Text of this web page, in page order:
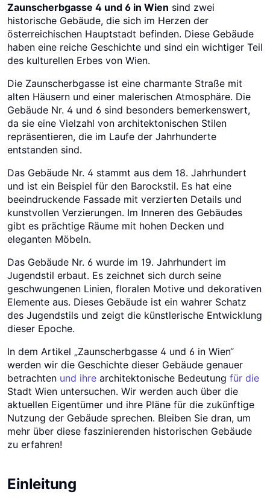
Zaunscherbgasse 4 und 6 in Wien sind zwei
historische Gebäude, die sich im Herzen der
österreichischen Hauptstadt befinden. Diese Gebäude
haben eine reiche Geschichte und sind ein wichtiger Teil
des kulturellen Erbes von Wien.
Die Zaunscherbgasse ist eine charmante Straße mit
alten Häusern und einer malerischen Atmosphäre. Die
Gebäude Nr. 4 und 6 sind besonders bemerkenswert,
da sie eine Vielzahl von architektonischen Stilen
repräsentieren, die im Laufe der Jahrhunderte
entstanden sind.
Das Gebäude Nr. 4 stammt aus dem 18. Jahrhundert
und ist ein Beispiel für den Barockstil. Es hat eine
beeindruckende Fassade mit verzierten Details und
kunstvollen Verzierungen. Im Inneren des Gebäudes
gibt es prächtige Räume mit hohen Decken und
eleganten Möbeln.
Das Gebäude Nr. 6 wurde im 19. Jahrhundert im
Jugendstil erbaut. Es zeichnet sich durch seine
geschwungenen Linien, floralen Motive und dekorativen
Elemente aus. Dieses Gebäude ist ein wahrer Schatz
des Jugendstils und zeigt die künstlerische Entwicklung
dieser Epoche.
In dem Artikel „Zaunscherbgasse 4 und 6 in Wien“
werden wir die Geschichte dieser Gebäude genauer
betrachten und ihre architektonische Bedeutung für die
Stadt Wien untersuchen. Wir werden auch über die
aktuellen Eigentümer und ihre Pläne für die zukünftige
Nutzung der Gebäude sprechen. Bleiben Sie dran, um
mehr über diese faszinierenden historischen Gebäude
zu erfahren!
Einleitung